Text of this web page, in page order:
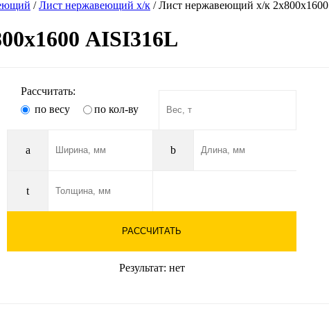
/Лист нержавеющий х/к /Лист нержавеющий х/к 2х800х1600
AISI316L
Рассчитать:
по весу
по кол-ву
a b
t
РАССЧИТАТЬ
Результат: нет